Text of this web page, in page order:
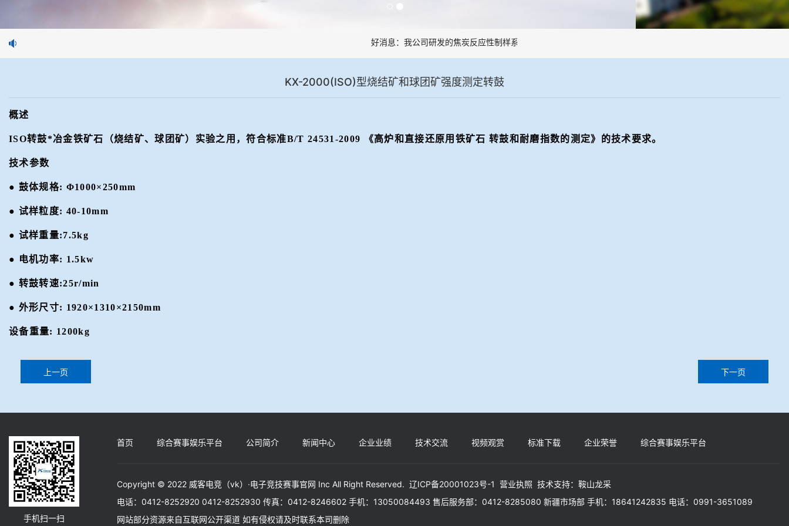
好消息：我公司研发的焦炭反应性制样系统，全部制样过程机械化操作，没有人为误差，焦球形状与人工制焦球法一
KX-2000(ISO)型烧结矿和球团矿强度测定转鼓
概述
ISO转鼓*冶金铁矿石（烧结矿、球团矿）实验之用 ，符合标准B/T 24531-2009 《高炉和直接还原用铁矿石 转鼓和耐磨指数的测定》 的技术要求。
技术参数
● 鼓体规格: Φ1000×250mm
● 试样粒度: 40-10mm
● 试样重量:7.5kg
● 电机功率: 1.5kw
● 转鼓转速:25r/min
● 外形尺寸: 1920×1310×2150mm
设备重量: 1200kg
上一页 下一页
手机扫一扫
首页 综合赛事娱乐平台 公司简介 新闻中心 企业业绩 技术交流 视频观赏 标准下载 企业荣誉 综合赛事娱乐平台
Copyright © 2022 威客电竞（vk）·电子竞技赛事官网 Inc All Right Reserved. 辽ICP备20001023号-1 营业执照 技术支持： 鞍山龙采
电话：0412-8252920 0412-8252930 传真：0412-8246602 手机：13050084493 售后服务部：0412-8285080 新疆市场部 手机：18641242835 电话：0991-3651089
网站部分资源来自互联网公开渠道 如有侵权请及时联系本司删除